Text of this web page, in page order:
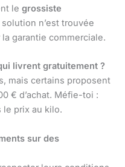
le grossiste
n’est trouvée
garantie commerciale.
livrent gratuitement ?
mais certains proposent
€ d’achat. Méfie-toi :
le prix au kilo.
sur des